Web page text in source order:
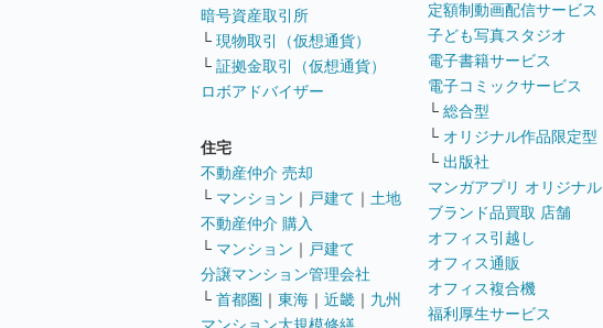
暗号資産取引所
└ 現物取引（仮想通貨）
└ 証拠金取引（仮想通貨）
ロボアドバイザー
住宅
不動産仲介 売却
└ マンション ｜ 戸建て ｜ 土地
不動産仲介 購入
└ マンション ｜ 戸建て
分譲マンション管理会社
└ 首都圏 ｜ 東海 ｜ 近畿 ｜ 九州
定額制動画配信サービス
子ども写真スタジオ
電子書籍サービス
電子コミックサービス
└ 総合型
└ オリジナル作品限定型
└ 出版社
マンガアプリ オリジナル
ブランド品買取 店舗
オフィス引越し
オフィス通販
オフィス複合機
福利厚生サービス